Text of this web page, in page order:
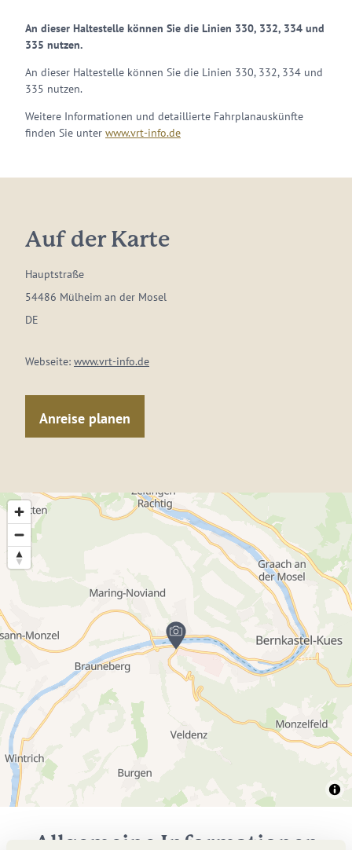
An dieser Haltestelle können Sie die Linien 330, 332, 334 und
335 nutzen.
An dieser Haltestelle können Sie die Linien 330, 332, 334 und
335 nutzen.
Weitere Informationen und detaillierte Fahrplanauskünfte
finden Sie unter www.vrt-info.de
Auf der Karte
Hauptstraße
54486 Mülheim an der Mosel
DE
Webseite: www.vrt-info.de
Anreise planen
Allgemeine Informationen